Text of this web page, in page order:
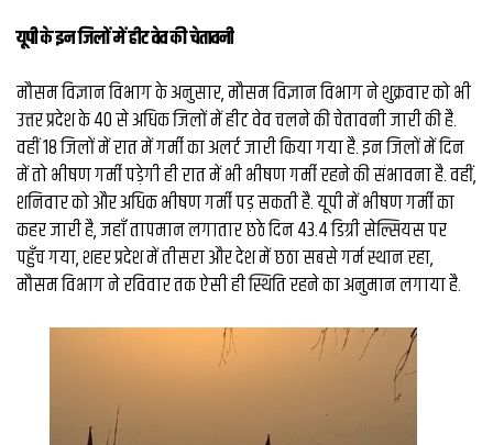
यूपी के इन जिलों में हीट वेव की चेतावनी
मौसम विज्ञान विभाग के अनुसार, मौसम विज्ञान विभाग ने शुक्रवार को भी
उत्तर प्रदेश के 40 से अधिक जिलों में हीट वेव चलने की चेतावनी जारी की है.
वहीं 18 जिलों में रात में गर्मी का अलर्ट जारी किया गया है. इन जिलों में दिन
में तो भीषण गर्मी पड़ेगी ही रात में भी भीषण गर्मी रहने की संभावना है. वहीं,
शनिवार को और अधिक भीषण गर्मी पड़ सकती है. यूपी में भीषण गर्मी का
कहर जारी है, जहाँ तापमान लगातार छठे दिन 43.4 डिग्री सेल्सियस पर
पहुँच गया, शहर प्रदेश में तीसरा और देश में छठा सबसे गर्म स्थान रहा,
मौसम विभाग ने रविवार तक ऐसी ही स्थिति रहने का अनुमान लगाया है.